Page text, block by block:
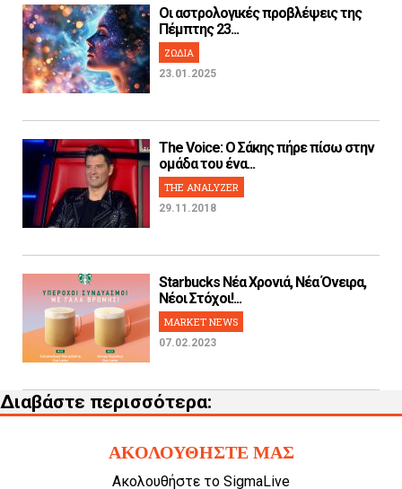
Οι αστρολογικές προβλέψεις της
Πέμπτης 23...
ΖΩΔΙΑ
23.01.2025
The Voice: Ο Σάκης πήρε πίσω στην
ομάδα του ένα...
THE ANALYZER
29.11.2018
Starbucks Νέα Χρονιά, Νέα Όνειρα,
Νέοι Στόχοι!...
MARKET NEWS
07.02.2023
Διαβάστε περισσότερα:
ΑΚΟΛΟΥΘΗΣΤΕ ΜΑΣ
Ακολουθήστε το SigmaLive